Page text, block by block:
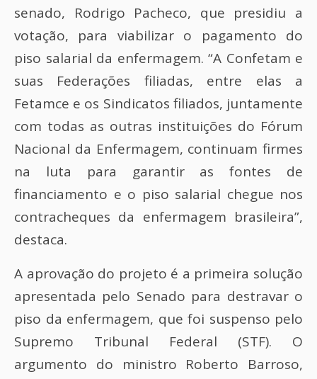
senado, Rodrigo Pacheco, que presidiu a
votação, para viabilizar o pagamento do
piso salarial da enfermagem. “A Confetam e
suas Federações filiadas, entre elas a
Fetamce e os Sindicatos filiados, juntamente
com todas as outras instituições do Fórum
Nacional da Enfermagem, continuam firmes
na luta para garantir as fontes de
financiamento e o piso salarial chegue nos
contracheques da enfermagem brasileira”,
destaca.
A aprovação do projeto é a primeira solução
apresentada pelo Senado para destravar o
piso da enfermagem, que foi suspenso pelo
Supremo Tribunal Federal (STF). O
argumento do ministro Roberto Barroso,